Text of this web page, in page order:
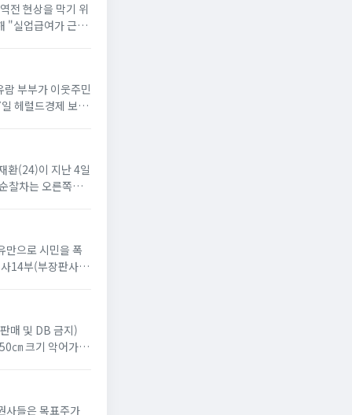
전 현상을 막기 위
부부가 이웃주민
헤럴드경제 보도
환(24)이 지난 4일
찰차는 오른쪽으
만으로 시민을 폭
14부(부장판사 윤
매 및 DB 금지)
㎝ 크기 악어가 있
사들은 목표주가